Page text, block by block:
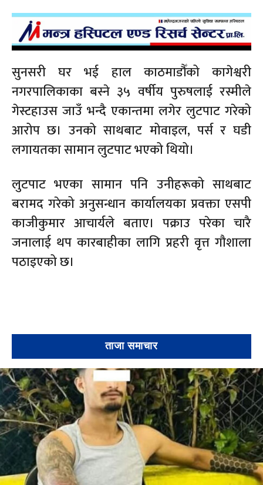
सुनसरी घर भई हाल काठमाडौँको कागेश्वरी
नगरपालिकाका बस्ने ३५ वर्षीय पुरुषलाई रस्मीले
गेस्टहाउस जाउँ भन्दै एकान्तमा लगेर लुटपाट गरेको
आरोप छ। उनको साथबाट मोवाइल, पर्स र घडी
लगायतका सामान लुटपाट भएको थियो।
लुटपाट भएका सामान पनि उनीहरूको साथबाट
बरामद गरेको अनुसन्धान कार्यालयका प्रवक्ता एसपी
काजीकुमार आचार्यले बताए। पक्राउ परेका चारै
जनालाई थप कारबाहीका लागि प्रहरी वृत्त गौशाला
पठाइएको छ।
ताजा समाचार